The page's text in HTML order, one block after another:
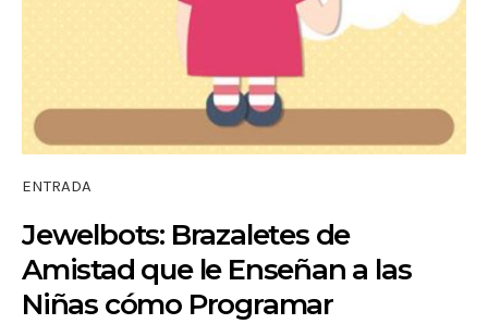
ENTRADA
Jewelbots: Brazaletes de
Amistad que le Enseñan a las
Niñas cómo Programar